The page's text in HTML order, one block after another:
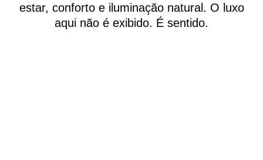
estar, conforto e iluminação natural. O luxo
aqui não é exibido. É sentido.